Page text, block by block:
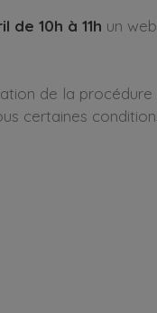
de 10h à 11h un
de la
certaines